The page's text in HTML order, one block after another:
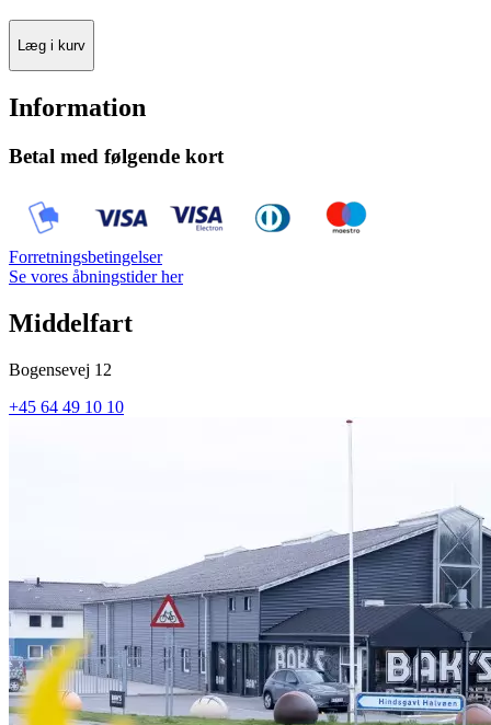
Læg i kurv
Information
Betal med følgende kort
Forretningsbetingelser
Se vores åbningstider her
Middelfart
Bogensevej 12
+45 64 49 10 10